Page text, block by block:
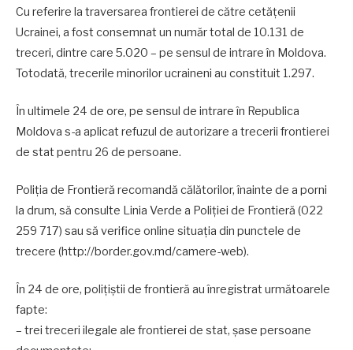
Cu referire la traversarea frontierei de către cetățenii
Ucrainei, a fost consemnat un număr total de 10.131 de
treceri, dintre care 5.020 – pe sensul de intrare în Moldova.
Totodată, trecerile minorilor ucraineni au constituit 1.297.
În ultimele 24 de ore, pe sensul de intrare în Republica
Moldova s-a aplicat refuzul de autorizare a trecerii frontierei
de stat pentru 26 de persoane.
Poliția de Frontieră recomandă călătorilor, înainte de a porni
la drum, să consulte Linia Verde a Poliției de Frontieră (022
259 717) sau să verifice online situația din punctele de
trecere (http://border.gov.md/camere-web).
În 24 de ore, polițiștii de frontieră au înregistrat următoarele
fapte:
– trei treceri ilegale ale frontierei de stat, șase persoane